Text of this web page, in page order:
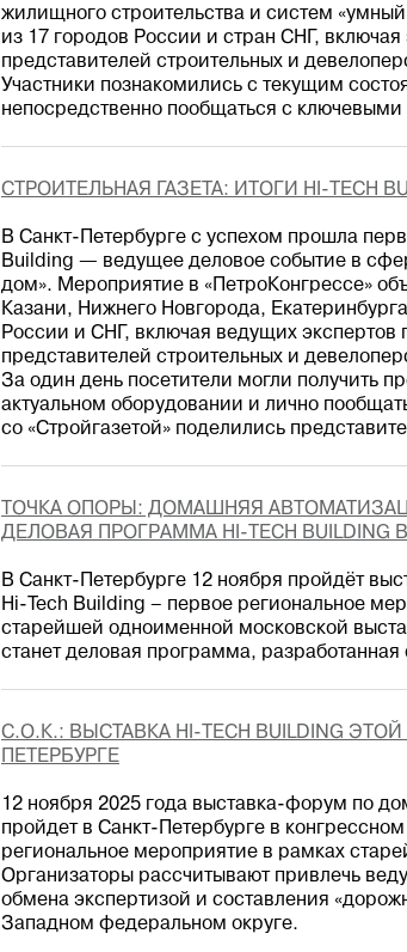
жилищного строительства и систем
из 17 городов России и стран СНГ,
представителей строительных и
Участники познакомились с текущим
непосредственно пообщаться с
СТРОИТЕЛЬНАЯ ГАЗЕТА: ИТОГИ HI-TECH
В Санкт-Петербурге с успехом прошла
Building — ведущее деловое событие в
дом». Мероприятие в «ПетроКонгрессе»
Казани, Нижнего Новгорода,
России и СНГ, включая ведущих
представителей строительных и
За один день посетители могли получить
актуальном оборудовании и лично
со «Стройгазетой» поделились
ТОЧКА ОПОРЫ: ДОМАШНЯЯ
ДЕЛОВАЯ ПРОГРАММА HI-TECH BUILDING
В Санкт-Петербурге 12 ноября пройдёт
Hi-Tech Building – первое региональное
старейшей одноименной московской
станет деловая программа,
С.О.К.: ВЫСТАВКА HI-TECH BUILDING
ПЕТЕРБУРГЕ
12 ноября 2025 года выставка-форум по
пройдет в Санкт-Петербурге в
региональное мероприятие в рамках
Организаторы рассчитывают привлечь
обмена экспертизой и составления
Западном федеральном округе.